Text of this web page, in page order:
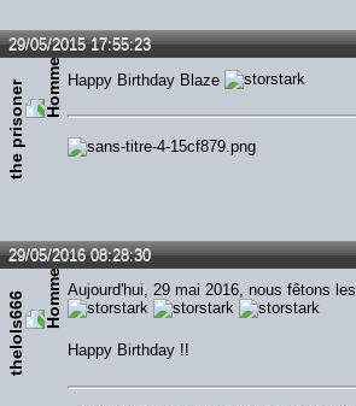
29/05/2015 17:55:23
the prisoner Happy Birthday Blaze
29/05/2016 08:28:30
thelols666
Aujourd'hui, 29 mai 2016, nous fêtons les
Happy Birthday !!